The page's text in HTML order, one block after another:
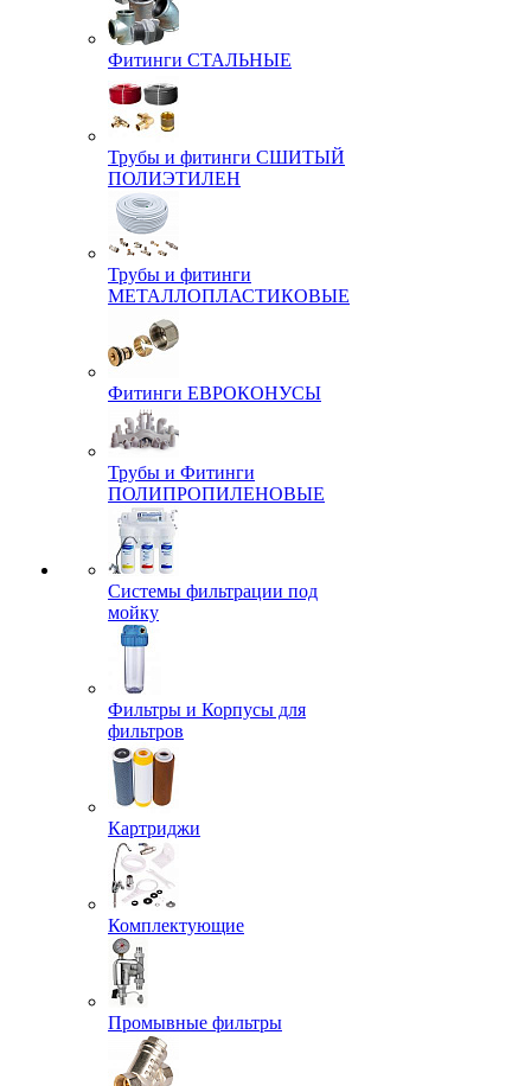
Фитинги СТАЛЬНЫЕ
Трубы и фитинги СШИТЫЙ
ПОЛИЭТИЛЕН
Трубы и фитинги
МЕТАЛЛОПЛАСТИКОВЫЕ
Фитинги ЕВРОКОНУСЫ
Трубы и Фитинги
ПОЛИПРОПИЛЕНОВЫЕ
Системы фильтрации под
мойку
Фильтры и Корпусы для
фильтров
Картриджи
Комплектующие
Промывные фильтры